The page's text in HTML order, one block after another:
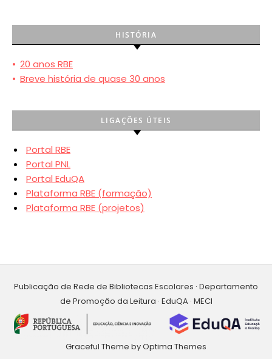
HISTÓRIA
• 20 anos RBE
• Breve história de quase 30 anos
LIGAÇÕES ÚTEIS
Portal RBE
Portal PNL
Portal EduQA
Plataforma RBE (formação)
Plataforma RBE (projetos)
Publicação de Rede de Bibliotecas Escolares · Departamento
de Promoção da Leitura · EduQA · MECI
Graceful Theme byOptima Themes